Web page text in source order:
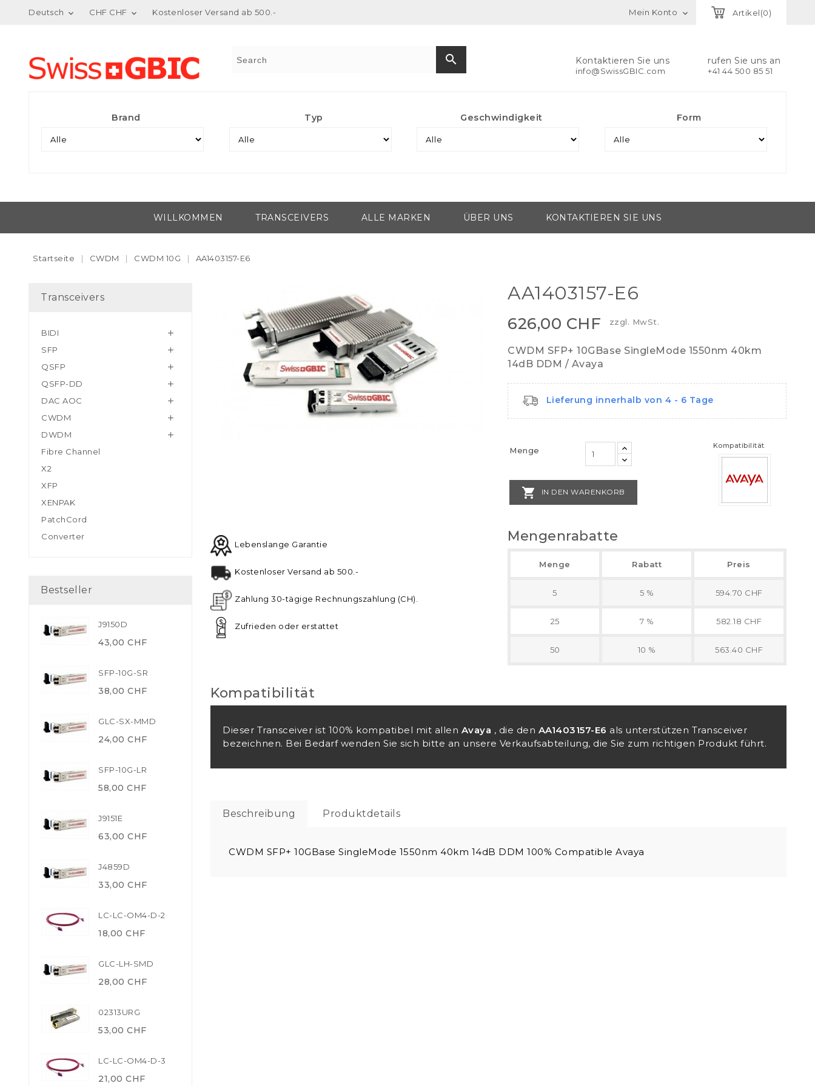
Deutsch  CHF CHF  Kostenloser Versand ab 500.- Artikel(0)
Mein Konto 
search Kontaktieren Sie uns
info@SwissGBIC.com
rufen Sie uns an
+41 44 500 85 51
Brand Typ Geschwindigkeit Form
WILLKOMMEN TRANSCEIVERS ALLE MARKEN ÜBER UNS KONTAKTIEREN SIE UNS
Startseite CWDM CWDM 10G AA1403157-E6
Transceivers
BIDI 
SFP 
QSFP 
QSFP-DD 
DAC AOC 
CWDM 
DWDM 
Fibre Channel
X2
XFP
XENPAK
PatchCord
Converter
Bestseller
J9150D
43,00 CHF
SFP-10G-SR
38,00 CHF
GLC-SX-MMD
24,00 CHF
SFP-10G-LR
58,00 CHF
J9151E
63,00 CHF
J4859D
33,00 CHF
LC-LC-OM4-D-2
18,00 CHF
GLC-LH-SMD
28,00 CHF
02313URG
53,00 CHF
LC-LC-OM4-D-3
21,00 CHF
AA1403157-E6
626,00 CHF zzgl. MwSt.
CWDM SFP+ 10GBase SingleMode 1550nm 40km
14dB DDM / Avaya
Lieferung innerhalb von 4 - 6 Tage
Menge
 IN DEN WARENKORB
Kompatibilität
Lebenslange Garantie
Kostenloser Versand ab 500.-
Zahlung 30-tägige Rechnungszahlung (CH).
Zufrieden oder erstattet
Mengenrabatte
Menge Rabatt Preis
5 5 % 594.70 CHF
25 7 % 582.18 CHF
50 10 % 563.40 CHF
Kompatibilität
Dieser Transceiver ist 100% kompatibel mit allen Avaya , die den AA1403157-E6 als unterstützen Transceiver
bezeichnen. Bei Bedarf wenden Sie sich bitte an unsere Verkaufsabteilung, die Sie zum richtigen Produkt führt.
Beschreibung Produktdetails
CWDM SFP+ 10GBase SingleMode 1550nm 40km 14dB DDM 100% Compatible Avaya